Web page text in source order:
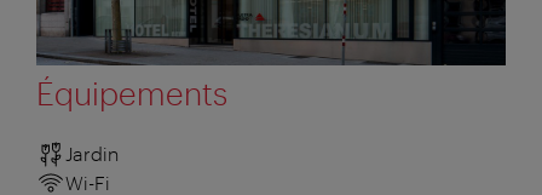
Équipements
Jardin
Wi-Fi